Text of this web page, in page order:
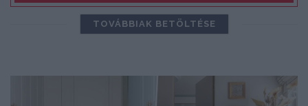
TOVÁBBIAK BETÖLTÉSE